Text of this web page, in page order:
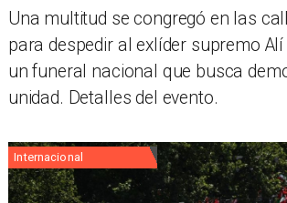
Una multitud se congregó en las
para despedir al exlíder supremo
un funeral nacional que busca
unidad. Detalles del evento.
Internacional